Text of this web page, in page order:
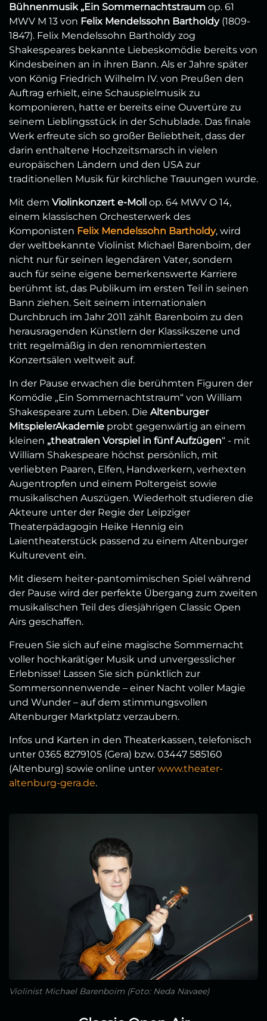
Bühnenmusik „Ein Sommernachtstraum op. 61
MWV M 13 von Felix Mendelssohn Bartholdy(1809-
1847). Felix Mendelssohn Bartholdy zog
Shakespeares bekannte Liebeskomödie bereits von
Kindesbeinen an in ihren Bann. Als er Jahre später
von König Friedrich Wilhelm IV. von Preußen den
Auftrag erhielt, eine Schauspielmusik zu
komponieren, hatte er bereits eine Ouvertüre zu
seinem Lieblingsstück in der Schublade. Das finale
Werk erfreute sich so großer Beliebtheit, dass der
darin enthaltene Hochzeitsmarsch in vielen
europäischen Ländern und den USA zur
traditionellen Musik für kirchliche Trauungen wurde.
Mit dem Violinkonzert e-Moll op. 64 MWV O 14,
einem klassischen Orchesterwerk des
Komponisten Felix Mendelssohn Bartholdy, wird
der weltbekannte Violinist Michael Barenboim, der
nicht nur für seinen legendären Vater, sondern
auch für seine eigene bemerkenswerte Karriere
berühmt ist, das Publikum im ersten Teil in seinen
Bann ziehen. Seit seinem internationalen
Durchbruch im Jahr 2011 zählt Barenboim zu den
herausragenden Künstlern der Klassikszene und
tritt regelmäßig in den renommiertesten
Konzertsälen weltweit auf.
In der Pause erwachen die berühmten Figuren der
Komödie „Ein Sommernachtstraum“ von William
Shakespeare zum Leben. Die Altenburger
MitspielerAkademie probt gegenwärtig an einem
kleinen „theatralen Vorspiel in fünf Aufzügen“ - mit
William Shakespeare höchst persönlich, mit
verliebten Paaren, Elfen, Handwerkern, verhexten
Augentropfen und einem Poltergeist sowie
musikalischen Auszügen. Wiederholt studieren die
Akteure unter der Regie der Leipziger
Theaterpädagogin Heike Hennig ein
Laientheaterstück passend zu einem Altenburger
Kulturevent ein.
Mit diesem heiter-pantomimischen Spiel während
der Pause wird der perfekte Übergang zum zweiten
musikalischen Teil des diesjährigen Classic Open
Airs geschaffen.
Freuen Sie sich auf eine magische Sommernacht
voller hochkarätiger Musik und unvergesslicher
Erlebnisse! Lassen Sie sich pünktlich zur
Sommersonnenwende – einer Nacht voller Magie
und Wunder – auf dem stimmungsvollen
Altenburger Marktplatz verzaubern.
Infos und Karten in den Theaterkassen, telefonisch
unter 0365 8279105 (Gera) bzw. 03447 585160
(Altenburg) sowie online unter www.theater-
altenburg-gera.de.
Violinist Michael Barenboim (Foto: Neda Navaee)